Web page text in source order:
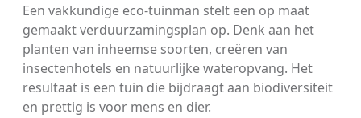
Een vakkundige eco-tuinman stelt een op maat
gemaakt verduurzamingsplan op. Denk aan het
planten van inheemse soorten, creëren van
insectenhotels en natuurlijke wateropvang. Het
resultaat is een tuin die bijdraagt aan biodiversiteit
en prettig is voor mens en dier.